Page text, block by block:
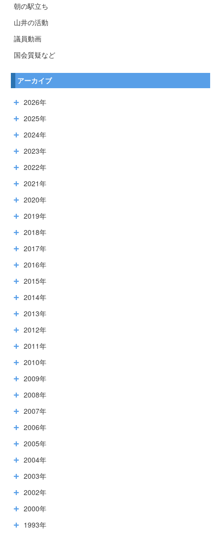
朝の駅立ち
山井の活動
議員動画
国会質疑など
アーカイブ
2026年
2025年
2024年
2023年
2022年
2021年
2020年
2019年
2018年
2017年
2016年
2015年
2014年
2013年
2012年
2011年
2010年
2009年
2008年
2007年
2006年
2005年
2004年
2003年
2002年
2000年
1993年